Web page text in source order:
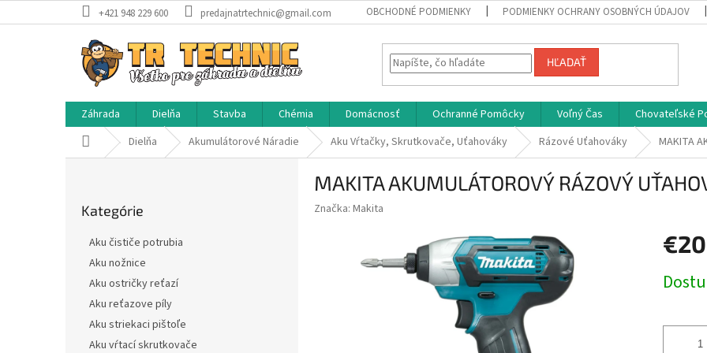
na
+421 948 229 600 predajnatrtechnic@gmail.com OBCHODNÉ PODMIENKY PODMIENKY OCHRANY OSOBNÝCH ÚDAJOV
HĽADAŤ
Záhrada Dielňa Stavba Chémia Domácnosť Ochranné Pomôcky Voľný Čas Chovateľské
DomovDielňa Akumulátorové Náradie Aku Vŕtačky, Skrutkovače, Uťahováky Rázové Uťahováky MAKITA
kategórie
Kategórie
Aku čističe potrubia
Aku nožnice
Aku ostričky reťazí
Aku reťazove píly
Aku striekaci pištoľe
Aku vŕtací skrutkovače
MAKITA AKUMULÁTOROVÝ RÁZOVÝ
Značka: Makita
cena: